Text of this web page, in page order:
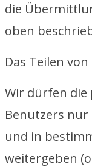
die
oben
Das Teilen
Wir dürfen die
Benutzers
und in
weitergeben